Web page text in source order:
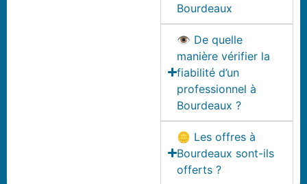
Bourdeaux
👁️ De quelle
manière vérifier la
fiabilité d’un
professionnel à
Bourdeaux ?
🪙 Les offres à
Bourdeaux sont-ils
offerts ?